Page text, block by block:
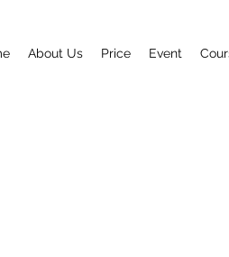
About Us Price Event